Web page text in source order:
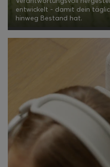
entwickelt - damit dein
hinweg Bestand hat.